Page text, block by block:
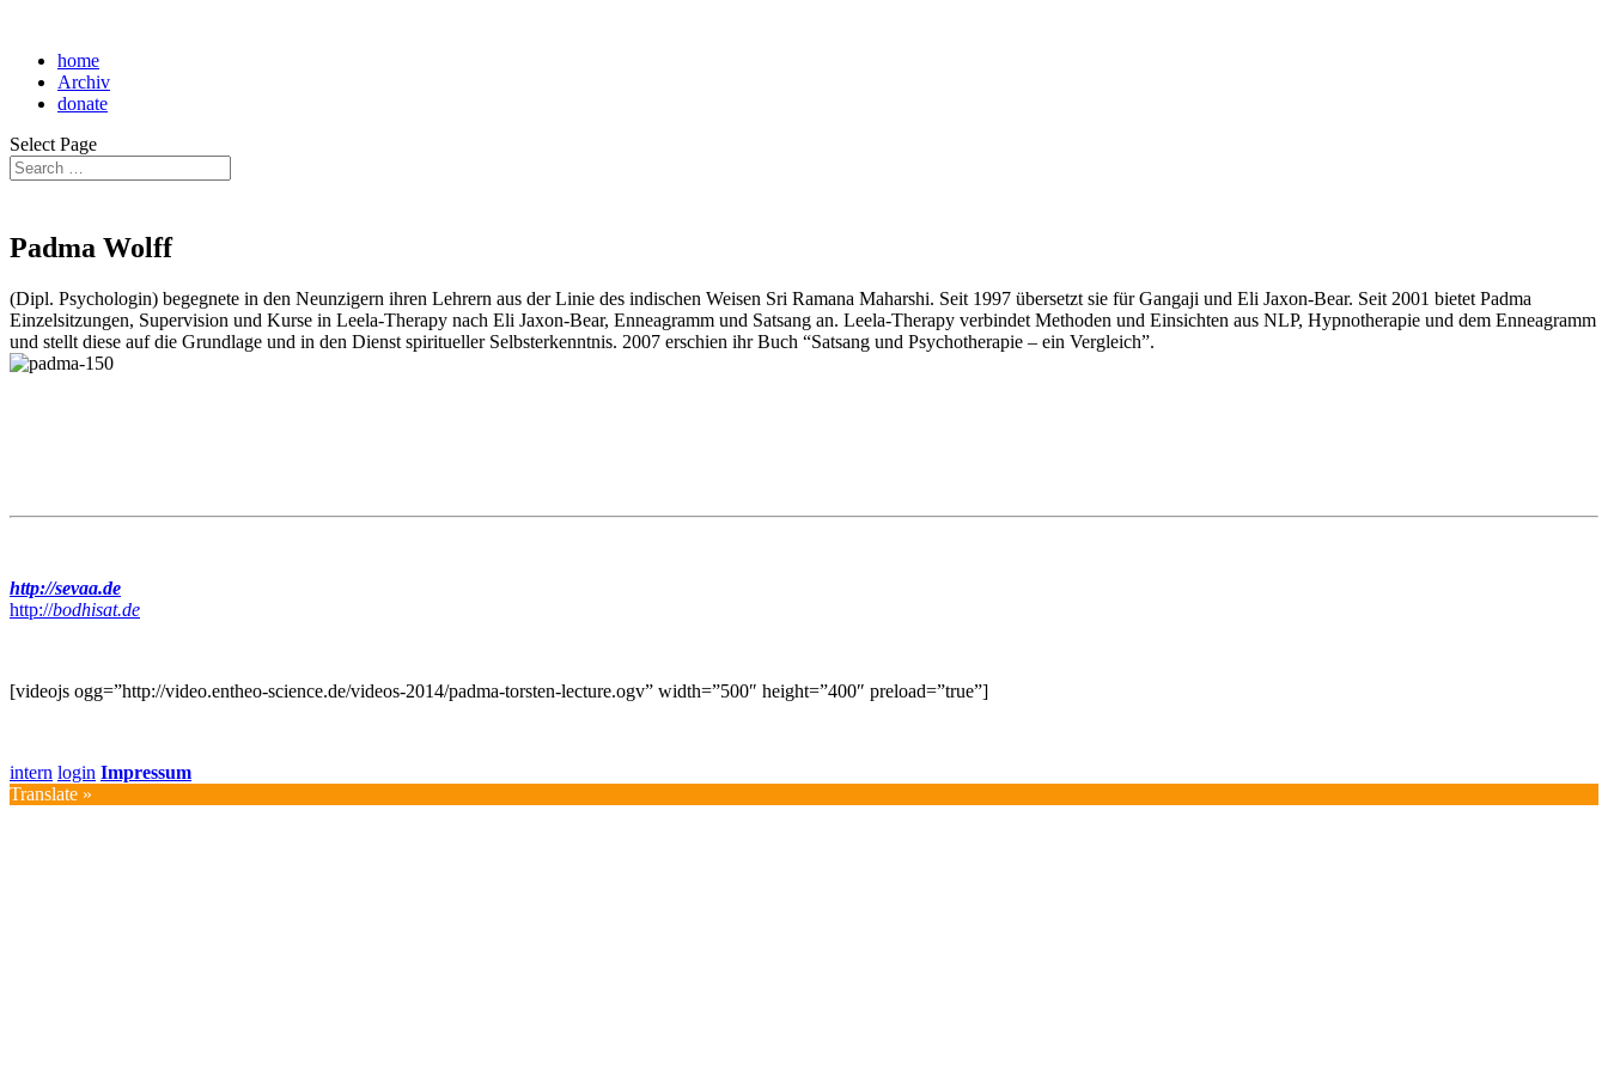
home
Archiv
donate
Select Page
Padma Wolff
(Dipl. Psychologin) begegnete in den Neunzigern ihren Lehrern aus der Linie des indischen Weisen Sri Ramana Maharshi. Seit 1997 übersetzt sie für Gangaji und Eli Jaxon-Bear. Seit 2001 bietet Padma
Einzelsitzungen, Supervision und Kurse in Leela-Therapy nach Eli Jaxon-Bear, Enneagramm und Satsang an. Leela-Therapy verbindet Methoden und Einsichten aus NLP, Hypnotherapie und dem Enneagramm
und stellt diese auf die Grundlage und in den Dienst spiritueller Selbsterkenntnis. 2007 erschien ihr Buch “Satsang und Psychotherapie – ein Vergleich”.
http://sevaa.de
http://bodhisat.de
[videojs ogg=”http://video.entheo-science.de/videos-2014/padma-torsten-lecture.ogv” width=”500″ height=”400″ preload=”true”]
intern login Impressum
Translate »